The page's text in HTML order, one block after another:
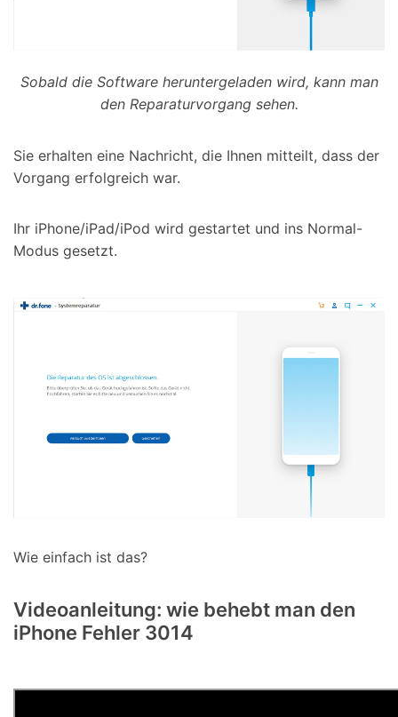
Sobald die Software heruntergeladen wird, kann man
den Reparaturvorgang sehen.
Sie erhalten eine Nachricht, die Ihnen mitteilt, dass der
Vorgang erfolgreich war.
Ihr iPhone/iPad/iPod wird gestartet und ins Normal-
Modus gesetzt.
Wie einfach ist das?
Videoanleitung: wie behebt man den
iPhone Fehler 3014